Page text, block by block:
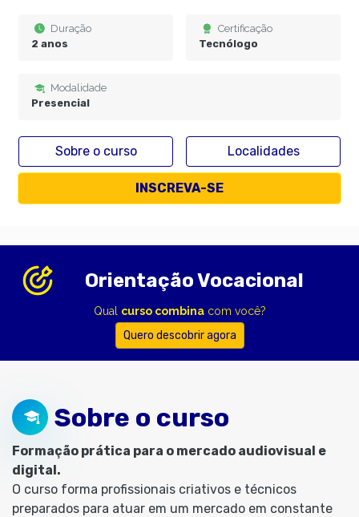
Duração
2 anos
Certificação
Tecnólogo
Modalidade
Presencial
Sobre o curso Localidades
INSCREVA-SE
Orientação Vocacional
Qual curso combinacom você?
Quero descobrir agora
Sobre o curso
Formação prática para o mercado audiovisual e
digital.
O curso forma profissionais criativos e técnicos
preparados para atuar em um mercado em constante